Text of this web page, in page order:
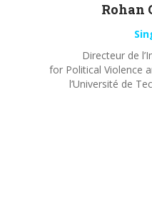
Rohan
Directeur de
for Political Violence
l’Université de